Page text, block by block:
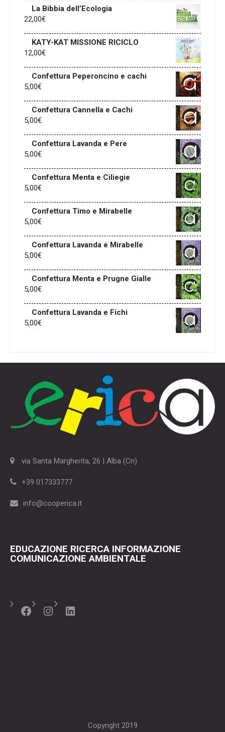
La Bibbia dell’Ecologia
22,00€
KATY-KAT MISSIONE RICICLO
12,00€
Confettura Peperoncino e cachi
5,00€
Confettura Cannella e Cachi
5,00€
Confettura Lavanda e Pere
5,00€
Confettura Menta e Ciliegie
5,00€
Confettura Timo e Mirabelle
5,00€
Confettura Lavanda e Mirabelle
5,00€
Confettura Menta e Prugne Gialle
5,00€
Confettura Lavanda e Fichi
5,00€
via Santa Margherita, 26 | Alba (Cn)
+39 017333777
info@cooperica.it
EDUCAZIONE RICERCA INFORMAZIONE
COMUNICAZIONE AMBIENTALE
Facebook
Instagram
LinkedIn
Copyright 2019